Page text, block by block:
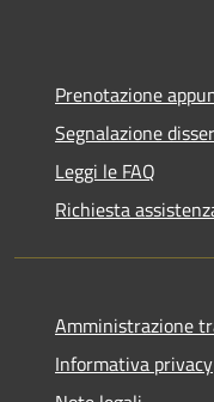
Prenotazione
Segnalazione
Leggi le FAQ
Richiesta
Amministrazione
Informativa privacy